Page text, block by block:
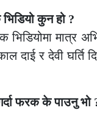
कुन हो ?
भिडियोमा मात्र
दाई र देवी
फरक के पाउनु भो